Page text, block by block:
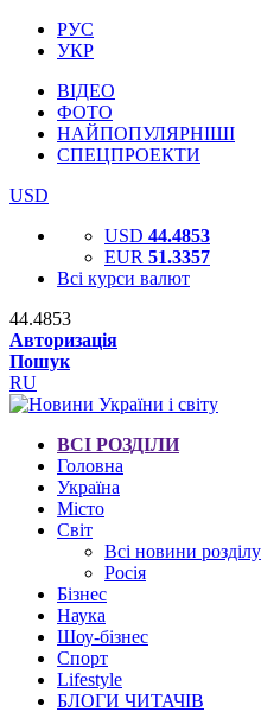
РУС
УКР
ВІДЕО
ФОТО
НАЙПОПУЛЯРНІШІ
СПЕЦПРОЕКТИ
USD
USD 44.4853
EUR 51.3357
Всі курси валют
44.4853
Авторизація
Пошук
RU
ВСІ РОЗДІЛИ
Головна
Україна
Місто
Світ
Всі новини розділу
Росія
Бізнес
Наука
Шоу-бізнес
Спорт
Lifestyle
БЛОГИ ЧИТАЧІВ